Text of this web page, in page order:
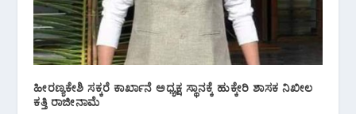
ಹೀರಣ್ಯಕೇಶಿ ಸಕ್ಕರೆ ಕಾರ್ಖಾನೆ ಅಧ್ಯಕ್ಷ ಸ್ಥಾನಕ್ಕೆ ಹುಕ್ಕೇರಿ ಶಾಸಕ ನಿಖೀಲ
ಕತ್ತಿ ರಾಜೀನಾಮೆ